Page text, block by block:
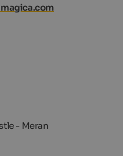
- Meran